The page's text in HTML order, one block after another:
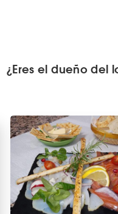
¿Eres el dueño del